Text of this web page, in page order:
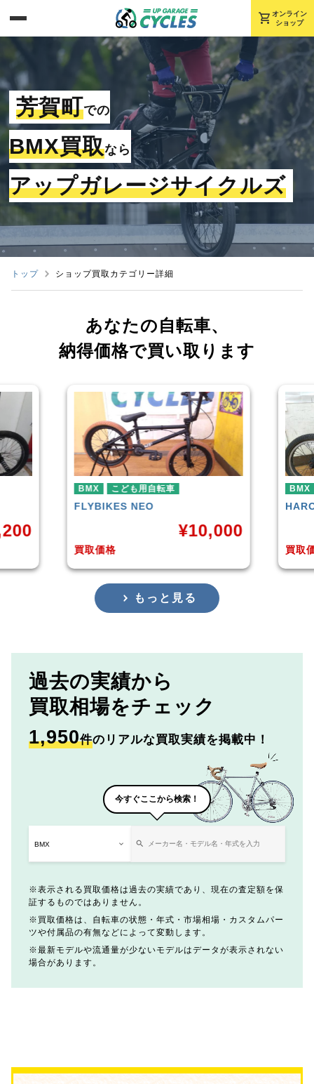
shopping_cart オンライン
ショップ
芳賀町での
BMX買取なら
アップガレージサイクルズ
トップ ショップ買取カテゴリー詳細
あなたの自転車、
納得価格で買い取ります
BMX
HARODOWNTOWN
買取価格
¥4,225
BMX
買取
もっと見る
過去の実績から
買取相場をチェック
1,950件のリアルな買取実績を掲載中！
今すぐここから検索！
表示される買取価格は過去の実績であり、現在の査定額を保
証するものではありません。
買取価格は、自転車の状態・年式・市場相場・カスタムパー
ツや付属品の有無などによって変動します。
最新モデルや流通量が少ないモデルはデータが表示されない
場合があります。